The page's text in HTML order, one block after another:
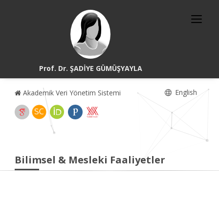
Prof. Dr. ŞADİYE GÜMÜŞYAYLA
Akademik Veri Yönetim Sistemi English
Bilimsel & Mesleki Faaliyetler